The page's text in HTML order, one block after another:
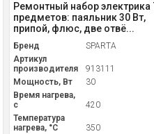
Ремонтный набор электрика
предметов: паяльник 30 Вт,
припой, флюс, две отвё...
Бренд
SPARTA
Артикул
производителя
913111
Мощность, Вт
30
Время нагрева,
с
420
Температура
нагрева, °С
350